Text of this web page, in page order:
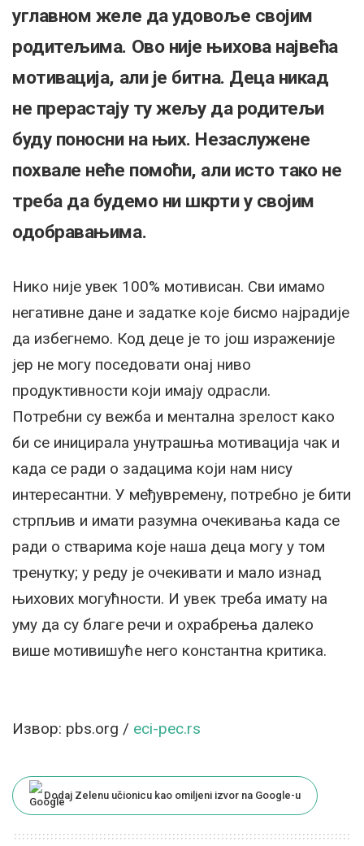
углавном желе да удовоље својим
родитељима. Ово није њихова највећа
мотивација, али је битна. Деца никад
не прерастају ту жељу да родитељи
буду поносни на њих. Незаслужене
похвале неће помоћи, али исто тако не
треба да будемо ни шкрти у својим
одобравањима.
Нико није увек 100% мотивисан. Сви имамо
негативне дане и задатке које бисмо најрадије
да избегнемо. Код деце је то још израженије
јер не могу поседовати онај ниво
продуктивности који имају одрасли.
Потребни су вежба и ментална зрелост како
би се иницирала унутрашња мотивација чак и
када се ради о задацима који нам нису
интересантни. У међувремену, потребно је бити
стрпљив и имати разумна очекивања када се
ради о стварима које наша деца могу у том
тренутку; у реду је очекивати и мало изнад
њихових могућности. И увек треба имату на
уму да су благе речи и охрабрења далеко
више мотивишуће него константна критика.
Извор: pbs.org / eci-pec.rs
Dodaj Zelenu učionicu kao omiljeni izvor na Google-u